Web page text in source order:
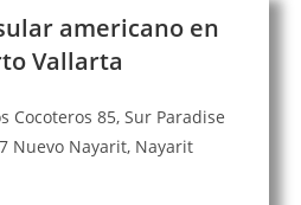
americano en
Vallarta
Cocoteros 85, Sur Paradise
Nuevo Nayarit, Nayarit